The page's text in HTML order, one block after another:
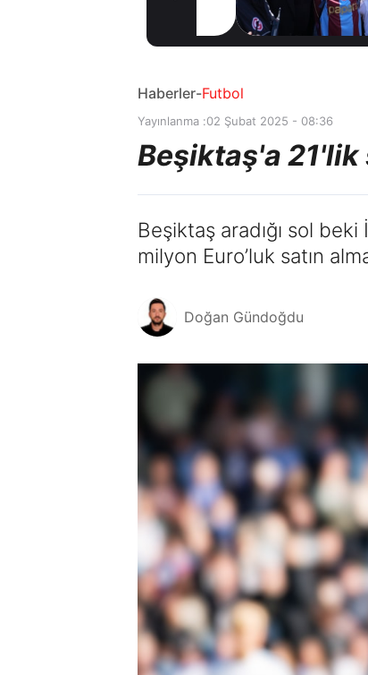
Haberler-Futbol
Yayınlanma :02 Şubat 2025 - 08:36
Beşiktaş'a 21'lik
Beşiktaş aradığı sol beki
milyon Euro’luk satın
Doğan Gündoğdu